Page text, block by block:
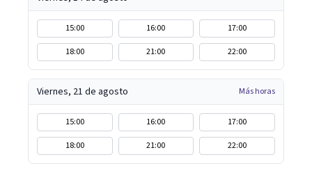
15:00 16:00
17:00
18:00
21:00 22:00
Viernes, 21 de agosto Más horas
15:00 16:00
17:00
18:00
21:00 22:00